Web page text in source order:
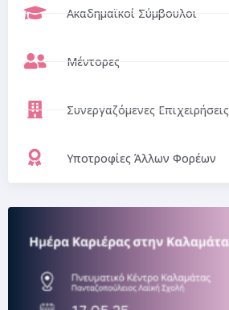
Ακαδημαϊκοί Σύμβουλοι
Μέντορες
Συνεργαζόμενες Επιχειρήσεις
Υποτροφίες Άλλων Φορέων